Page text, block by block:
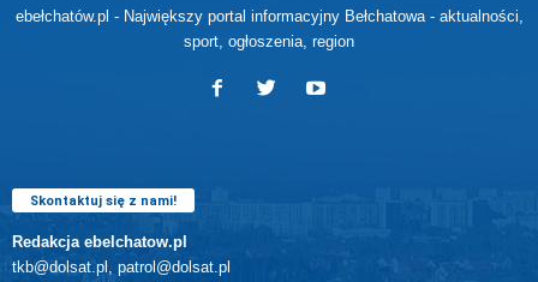
ebełchatów.pl - Największy portal informacyjny Bełchatowa - aktualności,
sport, ogłoszenia, region
Skontaktuj się z nami!
Redakcja ebelchatow.pl
tkb@dolsat.pl, patrol@dolsat.pl